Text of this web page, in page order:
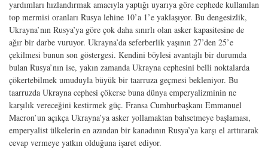
yardımları hızlandırmak amacıyla yaptığı uyarıya göre cephede kullanılan
top mermisi oranları Rusya lehine 10’a 1’e yaklaşıyor. Bu dengesizlik,
Ukrayna’nın Rusya’ya göre çok daha sınırlı olan asker kapasitesine de
ağır bir darbe vuruyor. Ukrayna’da seferberlik yaşının 27’den 25’e
çekilmesi bunun son göstergesi. Kendini böylesi avantajlı bir durumda
bulan Rusya’nın ise, yakın zamanda Ukrayna cephesini belli noktalarda
çökertebilmek umuduyla büyük bir taarruza geçmesi bekleniyor. Bu
taarruzda Ukrayna cephesi çökerse buna dünya emperyalizminin ne
karşılık vereceğini kestirmek güç. Fransa Cumhurbaşkanı Emmanuel
Macron’un açıkça Ukrayna’ya asker yollamaktan bahsetmeye başlaması,
emperyalist ülkelerin en azından bir kanadının Rusya’ya karşı el arttırarak
cevap vermeye yatkın olduğuna işaret ediyor.